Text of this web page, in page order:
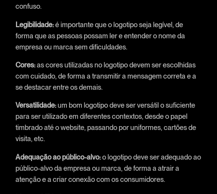
confuso.
Legibilidade:é importante que o logotipo seja legível, de
forma que as pessoas possam ler e entender o nome da
empresa ou marca sem dificuldades.
Cores:as cores utilizadas no logotipo devem ser escolhidas
com cuidado, de forma a transmitir a mensagem correta e a
se destacar entre os demais.
Versatilidade:um bom logotipo deve ser versátil o suficiente
para ser utilizado em diferentes contextos, desde o papel
timbrado até o website, passando por uniformes, cartões de
visita, etc.
Adequação ao público-alvo:o logotipo deve ser adequado ao
público-alvo da empresa ou marca, de forma a atrair a
atenção e a criar conexão com os consumidores.